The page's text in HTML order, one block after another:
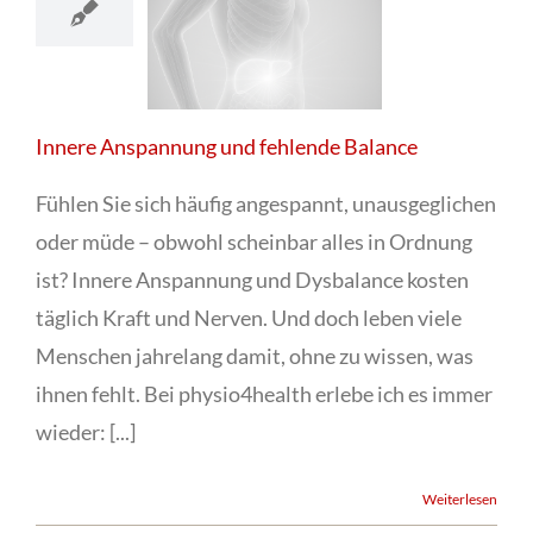
Anspannung und
Innere Anspannung und fehlende Balance
Fühlen Sie sich häufig angespannt, unausgeglichen
oder müde – obwohl scheinbar alles in Ordnung
ist? Innere Anspannung und Dysbalance kosten
täglich Kraft und Nerven. Und doch leben viele
Menschen jahrelang damit, ohne zu wissen, was
ihnen fehlt. Bei physio4health erlebe ich es immer
wieder: [...]
Weiterlesen